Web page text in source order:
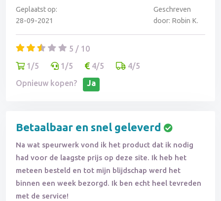
Geplaatst op:
28-09-2021
Geschreven
door: Robin K.
5 / 10
1/5
1/5 4/5
4/5
Opnieuw kopen?
Ja
Betaalbaar en snel geleverd
Na wat speurwerk vond ik het product dat ik nodig
had voor de laagste prijs op deze site. Ik heb het
meteen besteld en tot mijn blijdschap werd het
binnen een week bezorgd. Ik ben echt heel tevreden
met de service!